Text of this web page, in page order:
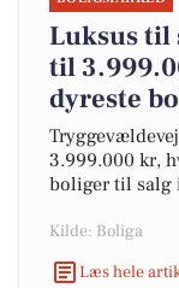
Luksus til
til
dyreste
3.999.000 kr,
boliger til salg
Kilde: Boliga
Læs hele